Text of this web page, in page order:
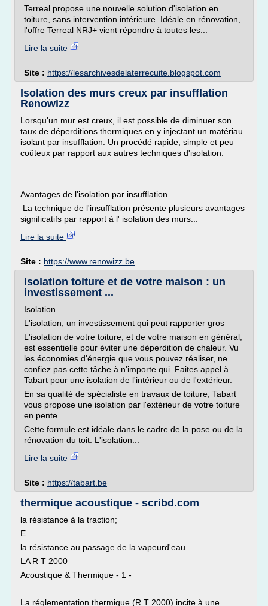
Terreal propose une nouvelle solution d'isolation en
toiture, sans intervention intérieure. Idéale en rénovation,
l'offre Terreal NRJ+ vient répondre à toutes les...
Lire la suite
Site : https://lesarchivesdelaterrecuite.blogspot.com
Isolation des murs creux par insufflation
Renowizz
Lorsqu'un mur est creux, il est possible de diminuer son
taux de déperditions thermiques en y injectant un matériau
isolant par insufflation. Un procédé rapide, simple et peu
coûteux par rapport aux autres techniques d'isolation.
Avantages de l'isolation par insufflation
La technique de l'insufflation présente plusieurs avantages
significatifs par rapport à l' isolation des murs...
Lire la suite
Site : https://www.renowizz.be
Isolation toiture et de votre maison : un
investissement ...
Isolation
L'isolation, un investissement qui peut rapporter gros
L'isolation de votre toiture, et de votre maison en général,
est essentielle pour éviter une déperdition de chaleur. Vu
les économies d'énergie que vous pouvez réaliser, ne
confiez pas cette tâche à n'importe qui. Faites appel à
Tabart pour une isolation de l'intérieur ou de l'extérieur.
En sa qualité de spécialiste en travaux de toiture, Tabart
vous propose une isolation par l'extérieur de votre toiture
en pente.
Cette formule est idéale dans le cadre de la pose ou de la
rénovation du toit. L'isolation...
Lire la suite
Site : https://tabart.be
thermique acoustique - scribd.com
la résistance à la traction;
E
la résistance au passage de la vapeurd'eau.
LA R T 2000
Acoustique & Thermique - 1 -
La réglementation thermique (R T 2000) incite à une